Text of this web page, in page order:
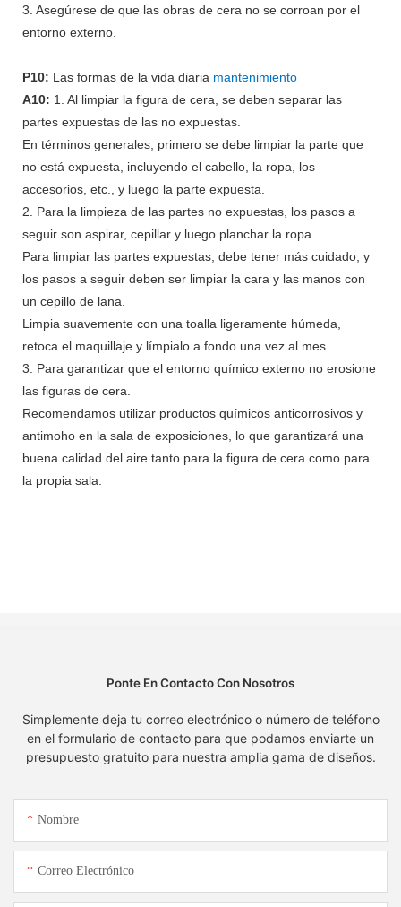
3. Asegúrese de que las obras de cera no se corroan por el
entorno externo.
P10: Las formas de la vida diaria mantenimiento
A10: 1. Al limpiar la figura de cera, se deben separar las
partes expuestas de las no expuestas.
En términos generales, primero se debe limpiar la parte que
no está expuesta, incluyendo el cabello, la ropa, los
accesorios, etc., y luego la parte expuesta.
2. Para la limpieza de las partes no expuestas, los pasos a
seguir son aspirar, cepillar y luego planchar la ropa.
Para limpiar las partes expuestas, debe tener más cuidado, y
los pasos a seguir deben ser limpiar la cara y las manos con
un cepillo de lana.
Limpia suavemente con una toalla ligeramente húmeda,
retoca el maquillaje y límpialo a fondo una vez al mes.
3. Para garantizar que el entorno químico externo no erosione
las figuras de cera.
Recomendamos utilizar productos químicos anticorrosivos y
antimoho en la sala de exposiciones, lo que garantizará una
buena calidad del aire tanto para la figura de cera como para
la propia sala.
Ponte En Contacto Con Nosotros
Simplemente deja tu correo electrónico o número de teléfono
en el formulario de contacto para que podamos enviarte un
presupuesto gratuito para nuestra amplia gama de diseños.
Nombre
Correo Electrónico